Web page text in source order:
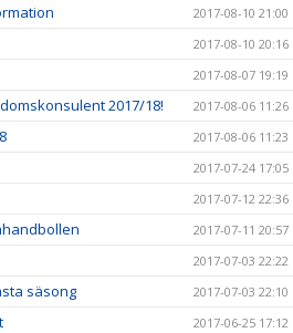
2017-08-10 21:00
2017-08-10 20:16
2017-08-07 19:19
2017/18! 2017-08-06 11:26
2017-08-06 11:23
2017-07-24 17:05
2017-07-12 22:36
2017-07-11 20:57
2017-07-03 22:22
säsong 2017-07-03 22:10
2017-06-25 17:12